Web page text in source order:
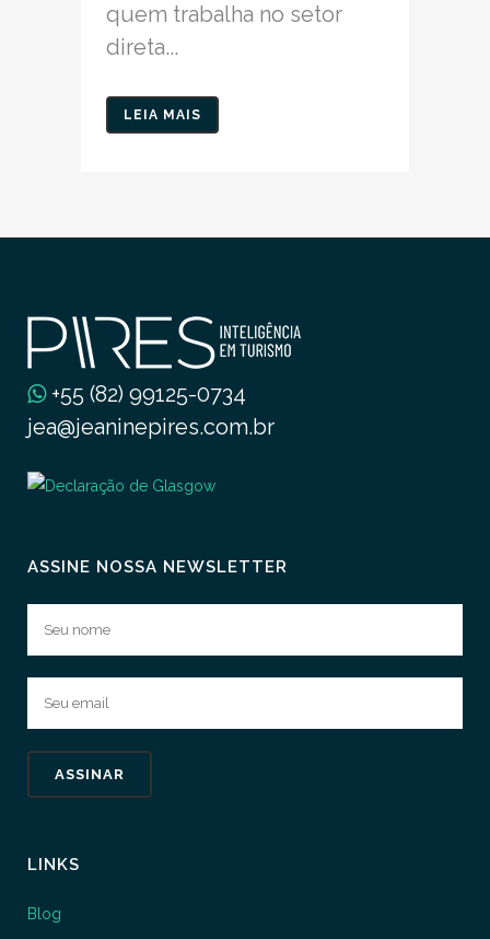
quem trabalha no setor
direta...
LEIA MAIS
+55 (82) 99125-0734
jea@jeaninepires.com.br
ASSINE NOSSA NEWSLETTER
LINKS
Blog